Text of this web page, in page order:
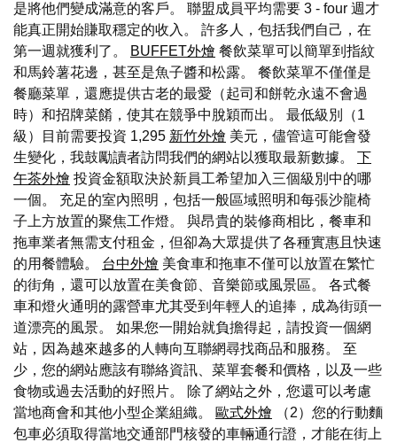
是將他們變成滿意的客戶。 聯盟成員平均需要 3 - four 週才
能真正開始賺取穩定的收入。 許多人，包括我們自己，在
第一週就獲利了。
BUFFET外燴 餐飲菜單可以簡單到指紋
和馬鈴薯花邊，甚至是魚子醬和松露。 餐飲菜單不僅僅是
餐廳菜單，還應提供古老的最愛（起司和餅乾永遠不會過
時）和招牌菜餚，使其在競爭中脫穎而出。 最低級別（1
級）目前需要投資 1,295 新竹外燴 美元，儘管這可能會發
生變化，我鼓勵讀者訪問我們的網站以獲取最新數據。 下
午茶外燴 投資金額取決於新員工希望加入三個級別中的哪
一個。 充足的室內照明，包括一般區域照明和每張沙龍椅
子上方放置的聚焦工作燈。 與昂貴的裝修商相比，餐車和
拖車業者無需支付租金，但卻為大眾提供了各種實惠且快速
的用餐體驗。 台中外燴 美食車和拖車不僅可以放置在繁忙
的街角，還可以放置在美食節、音樂節或風景區。 各式餐
車和燈火通明的露營車尤其受到年輕人的追捧，成為街頭一
道漂亮的風景。 如果您一開始就負擔得起，請投資一個網
站，因為越來越多的人轉向互聯網尋找商品和服務。 至
少，您的網站應該有聯絡資訊、菜單套餐和價格，以及一些
食物或過去活動的好照片。 除了網站之外，您還可以考慮
當地商會和其他小型企業組織。
歐式外燴 （2）您的行動麵
包車必須取得當地交通部門核發的車輛通行證，才能在街上